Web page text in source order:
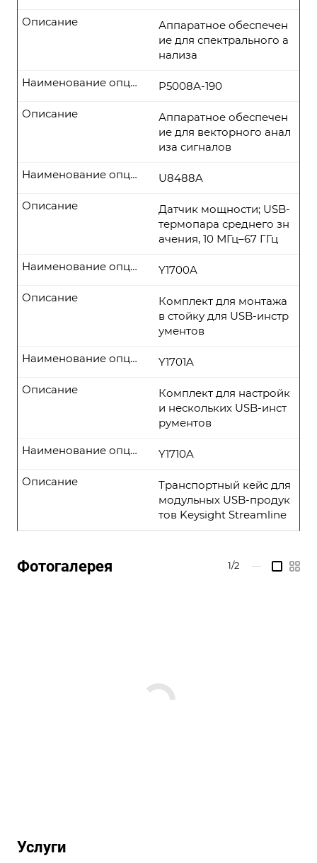
Аппаратное обеспечен
ие для спектрального а
нализа
Описание
P5008А-190
Наименование опции
Аппаратное обеспечен
ие для векторного анал
иза сигналов
Описание
U8488A
Наименование опции
Датчик мощности; USB-
термопара среднего зн
ачения, 10 МГц–67 ГГц
Описание
Y1700A
Наименование опции
Комплект для монтажа
в стойку для USB-инстр
ументов
Описание
Y1701A
Наименование опции
Комплект для настройк
и нескольких USB-инст
рументов
Описание
Y1710A
Наименование опции
Транспортный кейс для
модульных USB-продук
тов Keysight Streamline
Описание
Фотогалерея 1/2 —
Услуги